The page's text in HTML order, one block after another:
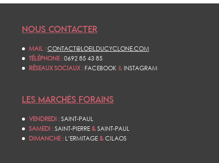
NOUS CONTACTER
MAIL :CONTACT@LOEILDUCYCLONE.COM
TÉLÉPHONE :0692 85 43 85
RÉSEAUX SOCIAUX : FACEBOOK& INSTAGRAM
LES MARCHÉS FORAINS
VENDREDI :SAINT-PAUL
SAMEDI :SAINT-PIERRE&SAINT-PAUL
DIMANCHE : L’ERMITAGE &CILAOS